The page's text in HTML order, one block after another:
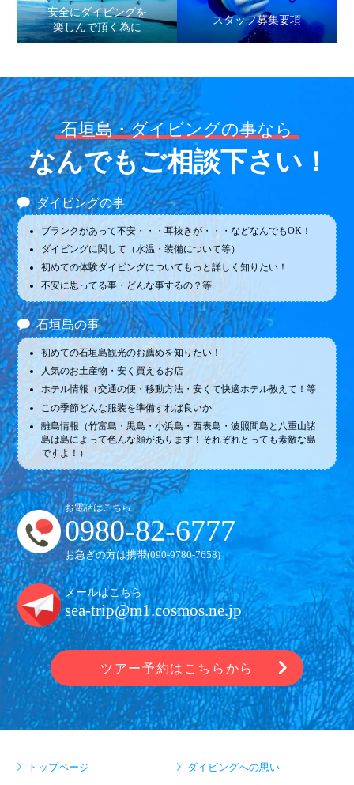
安全にダイビングを
楽しんで頂く為に
スタッフ募集要項
石垣島・ダイビングの事なら
なんでもご相談下さい！
ダイビングの事
ブランクがあって不安・・・耳抜きが・・・などなんでもOK！
ダイビングに関して（水温・装備について等）
初めての体験ダイビングについてもっと詳しく知りたい！
不安に思ってる事・どんな事するの？等
石垣島の事
初めての石垣島観光のお薦めを知りたい！
人気のお土産物・安く買えるお店
ホテル情報（交通の便・移動方法・安くて快適ホテル教えて！等
この季節どんな服装を準備すれば良いか
離島情報（竹富島・黒島・小浜島・西表島・波照間島と八重山諸
島は島によって色んな顔があります！それぞれとっても素敵な島
ですよ！）
お電話はこちら
0980-82-6777
お急ぎの方は携帯(090-9780-7658)
メールはこちら
sea-trip@m1.cosmos.ne.jp
ツアー予約はこちらから
トップページ ダイビングへの思い